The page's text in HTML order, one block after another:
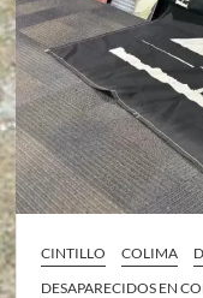
CINTILLO COLIMA
DESAPARECIDOS EN